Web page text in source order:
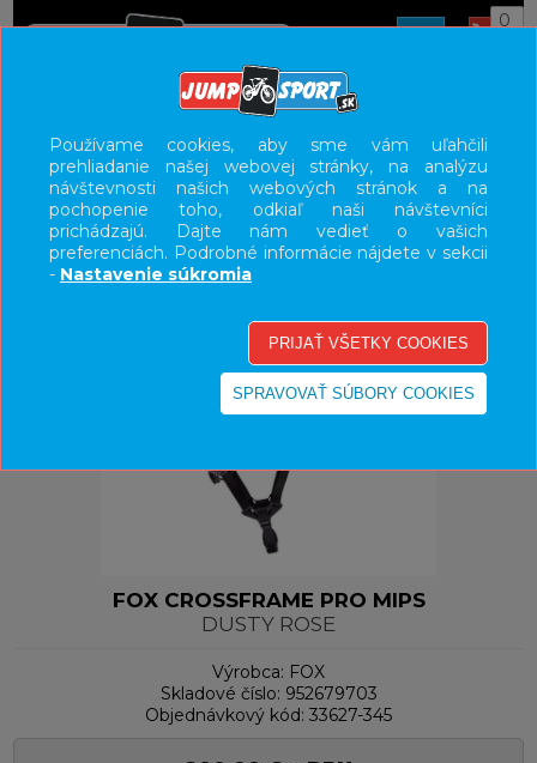
0
UŽÍVATEĽSKÝ PANEL
KATEGÓRIE
HLAVNÉ MENU
-16%
FOX CROSSFRAME PRO MIPS
DUSTY ROSE
Výrobca: FOX
Skladové číslo: 952679703
Objednávkový kód: 33627-345
Používame cookies, aby sme vám uľahčili
prehliadanie našej webovej stránky, na analýzu
návštevnosti našich webových stránok a na
pochopenie toho, odkiaľ naši návštevníci
prichádzajú. Dajte nám vedieť o vašich
preferenciách. Podrobné informácie nájdete v sekcii
- Nastavenie súkromia